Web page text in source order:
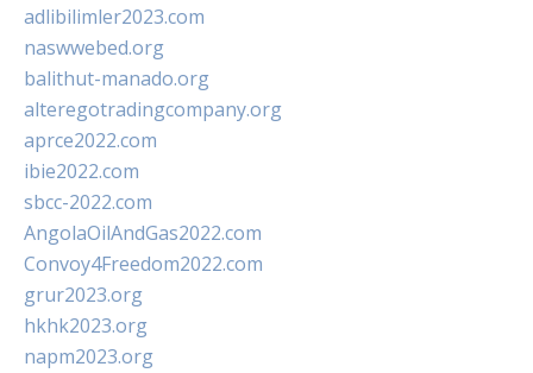
adlibilimler2023.com
naswwebed.org
balithut-manado.org
alteregotradingcompany.org
aprce2022.com
ibie2022.com
sbcc-2022.com
AngolaOilAndGas2022.com
Convoy4Freedom2022.com
grur2023.org
hkhk2023.org
napm2023.org